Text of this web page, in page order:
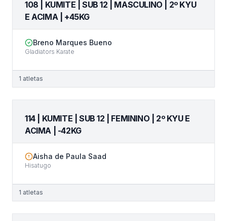
108 | KUMITE | SUB 12 | MASCULINO | 2º KYU
E ACIMA | +45KG
Breno Marques Bueno
Gladiators Karate
1 atletas
114 | KUMITE | SUB 12 | FEMININO | 2º KYU E
ACIMA | -42KG
Aisha de Paula Saad
Hisatugo
1 atletas